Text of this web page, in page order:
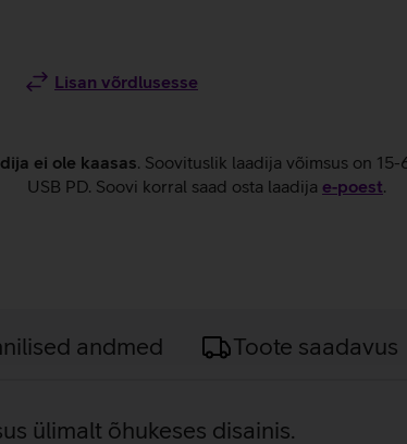
Lisan võrdlusesse
ei ole kaasas. Soovituslik laadija võimsus on 15-
USB PD. Soovi korral saad osta laadija e‑poest.
andmed Toote saadavus
ülimalt õhukeses disainis.